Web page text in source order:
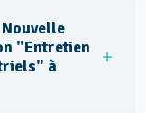
"Entretien
à